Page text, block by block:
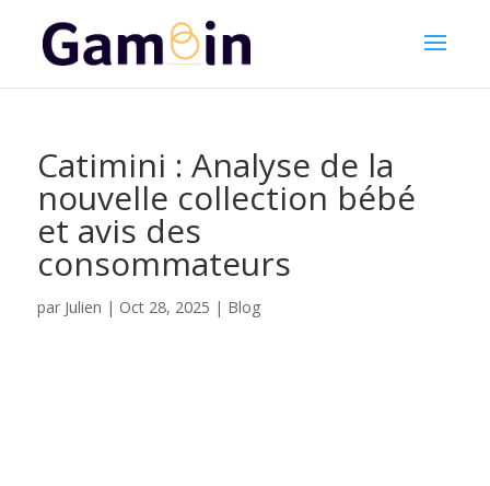
Catimini : Analyse de la
nouvelle collection bébé
et avis des
consommateurs
par Julien | Oct 28, 2025 | Blog